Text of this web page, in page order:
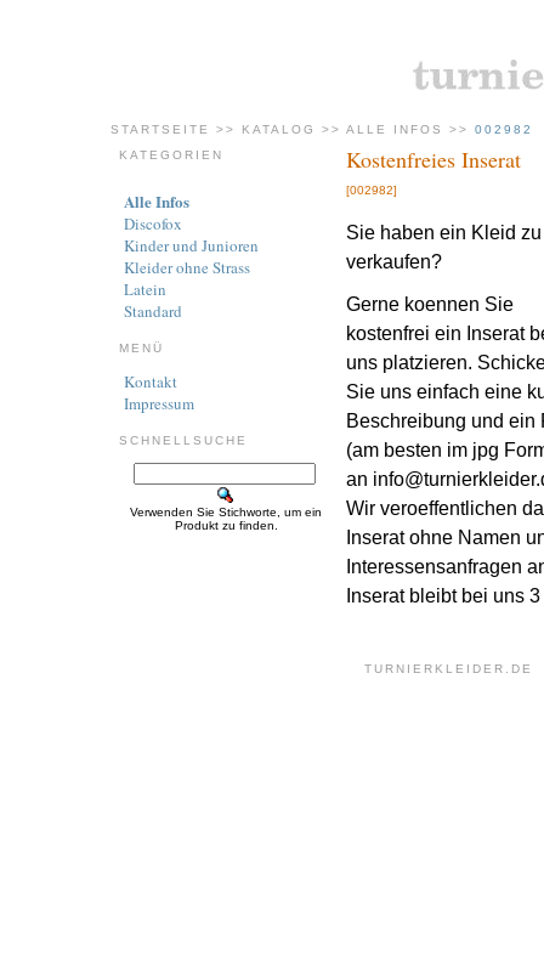
STARTSEITE >> KATALOG >> ALLE INFOS >> 002982
KATEGORIEN
Alle Infos
Discofox
Kinder und Junioren
Kleider ohne Strass
Latein
Standard
MENÜ
Kontakt
Impressum
SCHNELLSUCHE
Verwenden Sie Stichworte, um ein
Produkt zu finden.
Kostenfreies Inserat
[002982]
Sie haben ein Kleid zu
verkaufen?
Gerne koennen Sie
kostenfrei ein Inserat
uns platzieren.
Sie uns einfach eine
Beschreibung und ein
(am besten im jpg
an
Wir veroeffentlichen
Inserat ohne Namen
Interessensanfragen
Inserat bleibt bei uns